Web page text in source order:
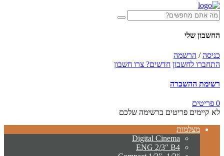
החשבון שלי
כניסה/ הרשמה
התחברו לחשבון חדשים? צרו חשבון
רשימת ההשכרה
0 פריטים
לא קיימים פריטים ברשימה שלכם
מצלמות
Digital Cinema
ENG 2/3″ B4